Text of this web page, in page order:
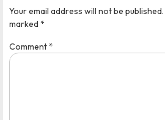
Your email address will not be published.
marked *
Comment*